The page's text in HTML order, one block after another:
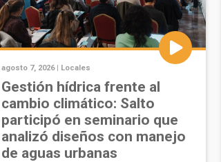
agosto 7, 2026 | Locales
Gestión hídrica frente al
cambio climático: Salto
participó en seminario que
analizó diseños con manejo
de aguas urbanas